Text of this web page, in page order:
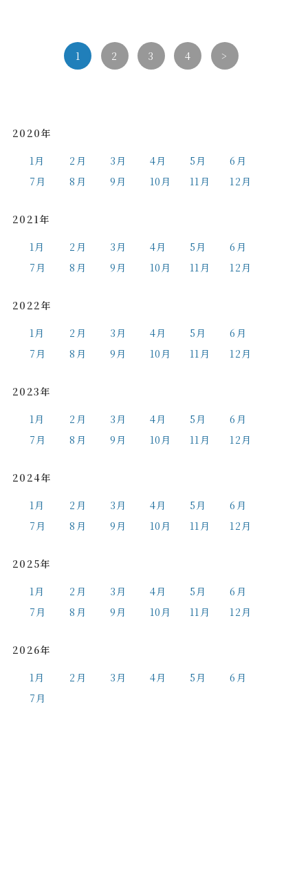
1 2 3 4 >
2020年
1月
2月 3月 4月 5月
6月
7月
8月 9月 10月 11月 12月
2021年
1月
2月 3月 4月 5月
6月
7月
8月 9月 10月 11月 12月
2022年
1月
2月 3月 4月 5月
6月
7月
8月 9月 10月 11月 12月
2023年
1月
2月 3月 4月 5月
6月
7月
8月 9月 10月 11月 12月
2024年
1月
2月 3月 4月 5月
6月
7月
8月 9月 10月 11月 12月
2025年
1月
2月 3月 4月 5月
6月
7月
8月 9月 10月 11月 12月
2026年
1月
2月 3月 4月 5月
6月
7月